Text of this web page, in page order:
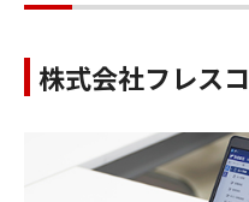
株式会社フレスコ